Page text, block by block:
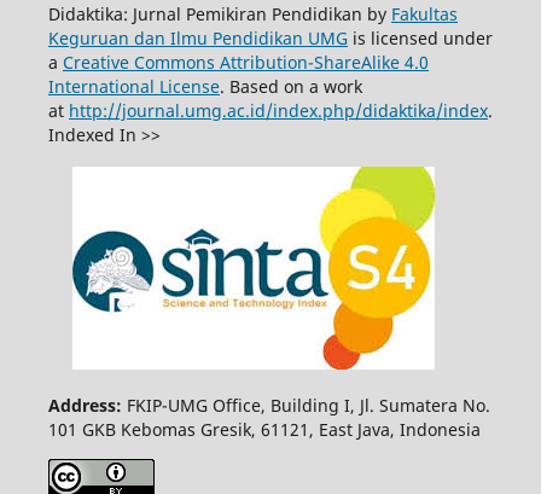
Didaktika: Jurnal Pemikiran Pendidikan by Fakultas
Keguruan dan Ilmu Pendidikan UMGis licensed under
a Creative Commons Attribution-ShareAlike 4.0
International License. Based on a work
at http://journal.umg.ac.id/index.php/didaktika/index.
Indexed In >>
Address: FKIP-UMG Office, Building I, Jl. Sumatera No.
101 GKB Kebomas Gresik, 61121, East Java, Indonesia